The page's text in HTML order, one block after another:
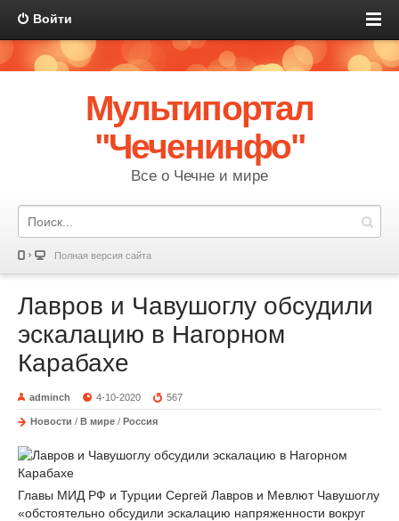
Войти
Мультипортал
"Чеченинфо"
Все о Чечне и мире
Полная версия сайта
Лавров и Чавушоглу обсудили
эскалацию в Нагорном
Карабахе
adminch 4-10-2020 567
Новости / В мире / Россия
Главы МИД РФ и Турции Сергей Лавров и Мевлют Чавушоглу
«обстоятельно обсудили эскалацию напряженности вокруг